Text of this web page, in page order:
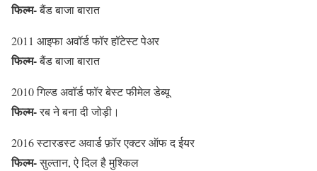
फिल्म-बैंड बाजा बारात
2011 आइफा अवॉर्ड फॉर हॉटेस्ट पेअर
फिल्म-बैंड बाजा बारात
2010 गिल्ड अवॉर्ड फॉर बेस्ट फीमेल डेब्यू
फिल्म-रब ने बना दी जोड़ी।
2016 स्टारडस्ट अवार्ड फ़ॉर एक्टर ऑफ द ईयर
फिल्म-सुल्तान, ऐ दिल है मुश्किल